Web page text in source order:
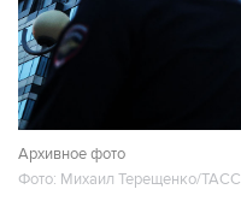
Архивное фото
Фото: Михаил Терещенко/ТАСС